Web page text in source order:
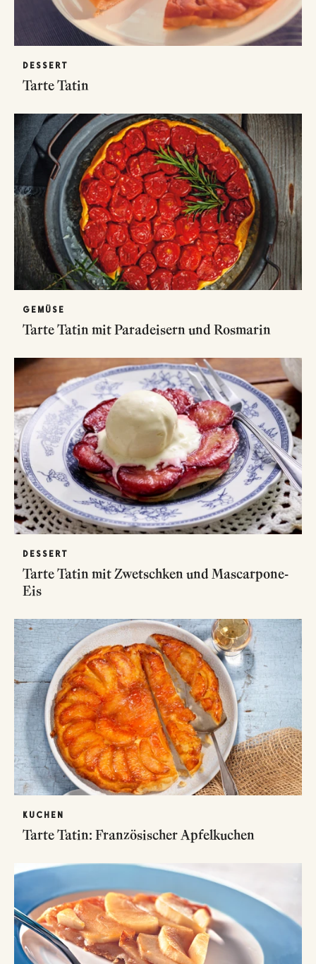
DESSERT
Tarte Tatin
GEMÜSE
Tarte Tatin mit Paradeisern und Rosmarin
DESSERT
Tarte Tatin mit Zwetschken und Mascarpone-
Eis
KUCHEN
Tarte Tatin: Französischer Apfelkuchen